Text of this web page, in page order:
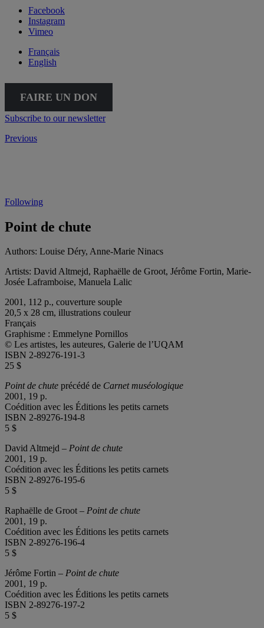
Facebook
Instagram
Vimeo
Français
English
FAIRE UN DON
Subscribe to our newsletter
Previous
Following
Point de chute
Authors: Louise Déry, Anne-Marie Ninacs
Artists: David Altmejd, Raphaëlle de Groot, Jérôme Fortin, Marie-
Josée Laframboise, Manuela Lalic
2001, 112 p., couverture souple
20,5 x 28 cm, illustrations couleur
Français
Graphisme : Emmelyne Pornillos
© Les artistes, les auteures, Galerie de l’UQAM
ISBN 2-89276-191-3
25 $
Point de chute précédé de Carnet muséologique
2001, 19 p.
Coédition avec les Éditions les petits carnets
ISBN 2-89276-194-8
5 $
David Altmejd – Point de chute
2001, 19 p.
Coédition avec les Éditions les petits carnets
ISBN 2-89276-195-6
5 $
Raphaëlle de Groot – Point de chute
2001, 19 p.
Coédition avec les Éditions les petits carnets
ISBN 2-89276-196-4
5 $
Jérôme Fortin – Point de chute
2001, 19 p.
Coédition avec les Éditions les petits carnets
ISBN 2-89276-197-2
5 $